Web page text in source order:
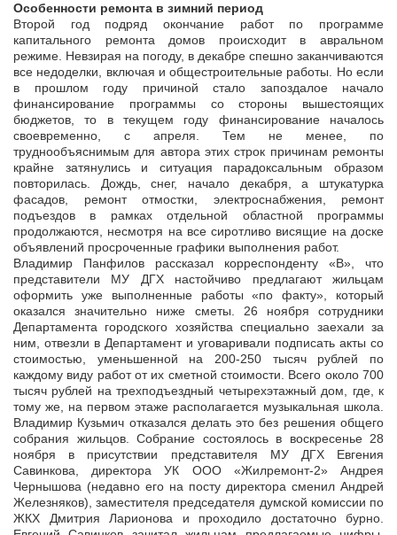
Особенности ремонта в зимний период
Второй год подряд окончание работ по программе
капитального ремонта домов происходит в авральном
режиме. Невзирая на погоду, в декабре спешно заканчиваются
все недоделки, включая и общестроительные работы. Но если
в прошлом году причиной стало запоздалое начало
финансирование программы со стороны вышестоящих
бюджетов, то в текущем году финансирование началось
своевременно, с апреля. Тем не менее, по
труднообъяснимым для автора этих строк причинам ремонты
крайне затянулись и ситуация парадоксальным образом
повторилась. Дождь, снег, начало декабря, а штукатурка
фасадов, ремонт отмостки, электроснабжения, ремонт
подъездов в рамках отдельной областной программы
продолжаются, несмотря на все сиротливо висящие на доске
объявлений просроченные графики выполнения работ.
Владимир Панфилов рассказал корреспонденту «В», что
представители МУ ДГХ настойчиво предлагают жильцам
оформить уже выполненные работы «по факту», который
оказался значительно ниже сметы. 26 ноября сотрудники
Департамента городского хозяйства специально заехали за
ним, отвезли в Департамент и уговаривали подписать акты со
стоимостью, уменьшенной на 200-250 тысяч рублей по
каждому виду работ от их сметной стоимости. Всего около 700
тысяч рублей на трехподъездный четырехэтажный дом, где, к
тому же, на первом этаже располагается музыкальная школа.
Владимир Кузьмич отказался делать это без решения общего
собрания жильцов. Собрание состоялось в воскресенье 28
ноября в присутствии представителя МУ ДГХ Евгения
Савинкова, директора УК ООО «Жилремонт-2» Андрея
Чернышова (недавно его на посту директора сменил Андрей
Железняков), заместителя председателя думской комиссии по
ЖКХ Дмитрия Ларионова и проходило достаточно бурно.